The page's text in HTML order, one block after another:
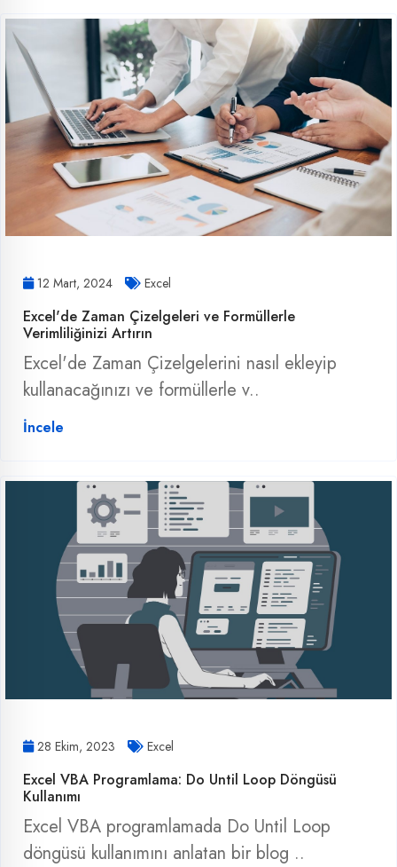
12 Mart, 2024 Excel
Excel'de Zaman Çizelgeleri ve Formüllerle
Verimliliğinizi Artırın
Excel'de Zaman Çizelgelerini nasıl ekleyip
kullanacağınızı ve formüllerle v..
İncele
28 Ekim, 2023 Excel
Excel VBA Programlama: Do Until Loop Döngüsü
Kullanımı
Excel VBA programlamada Do Until Loop
döngüsü kullanımını anlatan bir blog ..